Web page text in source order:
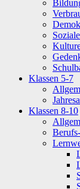
Klassen 5-7
Klassen 8-10